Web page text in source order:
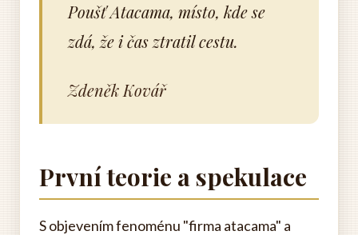
Poušť Atacama, místo, kde se
zdá, že i čas ztratil cestu.
Zdeněk Kovář
První teorie a spekulace
S objevením fenoménu "firma atacama" a